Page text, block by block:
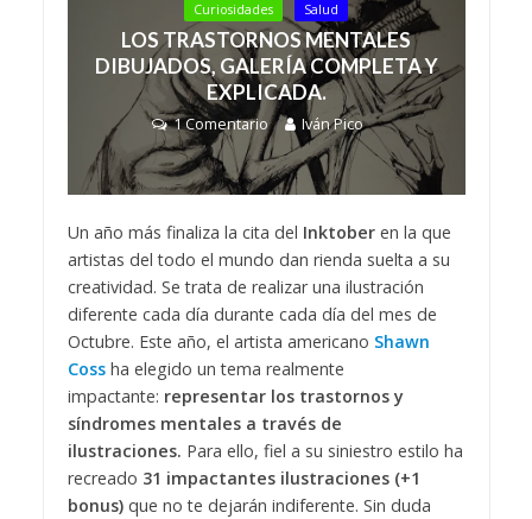
Curiosidades Salud
LOS TRASTORNOS MENTALES
DIBUJADOS, GALERÍA COMPLETA Y
EXPLICADA.
1 Comentario Iván Pico
Un año más finaliza la cita del Inktoberen la que
artistas del todo el mundo dan rienda suelta a su
creatividad. Se trata de realizar una ilustración
diferente cada día durante cada día del mes de
Octubre. Este año, el artista americano Shawn
Cossha elegido un tema realmente
impactante: representar los trastornos y
síndromes mentales a través de
ilustraciones. Para ello, fiel a su siniestro estilo ha
recreado 31 impactantes ilustraciones (+1
bonus)que no te dejarán indiferente. Sin duda